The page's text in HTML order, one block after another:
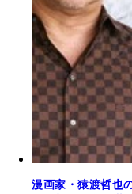
漫画家・猿渡哲也